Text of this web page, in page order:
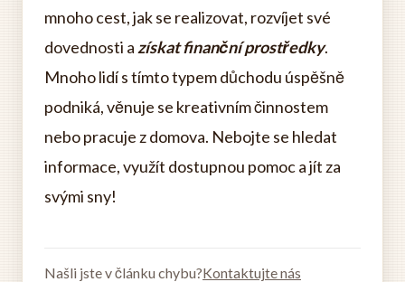
mnoho cest, jak se realizovat, rozvíjet své
dovednosti a získat finanční prostředky.
Mnoho lidí s tímto typem důchodu úspěšně
podniká, věnuje se kreativním činnostem
nebo pracuje z domova. Nebojte se hledat
informace, využít dostupnou pomoc a jít za
svými sny!
Našli jste v článku chybu?Kontaktujte nás